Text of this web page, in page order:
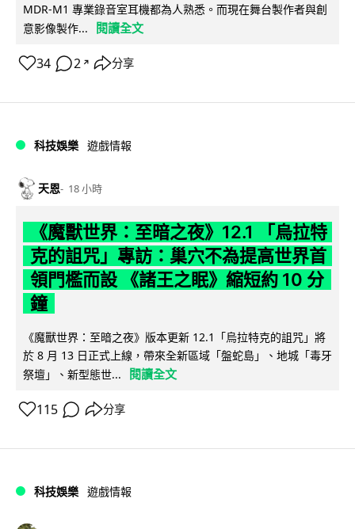
MDR-M1 專業錄音室耳機都為人熟悉。而現在舞台製作者與創
意影像製作...
閱讀全文
34 2 ↗ 分享
科技娛樂 遊戲情報
天恩 18 小時
《魔獸世界：至暗之夜》12.1 「烏拉特
克的詛咒」專訪：巢穴不為提高世界首
領門檻而設 《諸王之眠》縮短約 10 分
鐘
《魔獸世界：至暗之夜》版本更新 12.1「烏拉特克的詛咒」將
於 8 月 13 日正式上線，帶來全新區域「盤蛇島」、地城「毒牙
祭壇」、新型態世...
閱讀全文
115 分享
科技娛樂 遊戲情報